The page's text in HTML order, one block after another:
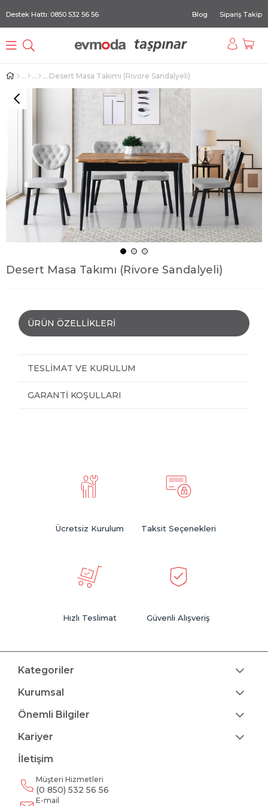
Destek Hattı: 0850 532 56 56 Blog Sipariş Takip
Desert Masa Takımı (Rivore Sandalyeli)
Desert Masa Takımı (Rivore Sandalyeli)
ÜRÜN ÖZELLIKLERI
TESLIMAT VE KURULUM
GARANTI KOŞULLARI
Ücretsiz Kurulum Taksit Seçenekleri
Hızlı Teslimat Güvenli Alışveriş
Kategoriler
Kurumsal
Önemli Bilgiler
Kariyer
İletişim
Müşteri Hizmetleri
(0 850) 532 56 56
E-mail